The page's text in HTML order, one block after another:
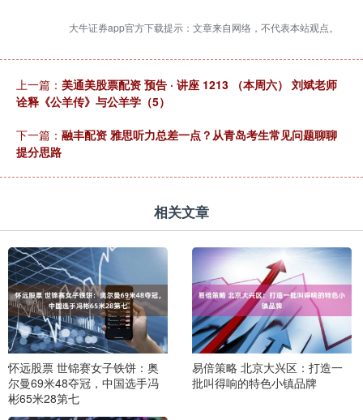
大牛证券app官方下载提示：文章来自网络，不代表本站观点。
上一篇： 美通美股票配资 预告 · 讲座 1213 （本周六） 刘斌老师
诠释《公羊传》与公羊学（5）
下一篇： 融丰配资 雅思听力总差一点？从青岛考生常见问题聊聊
提分思路
相关文章
怀远股票 世锦赛女子铁饼：奥
尔曼69米48夺冠，中国选手冯
彬65米28第七
易倍策略 北京大兴区：打造一
批叫得响的特色小镇品牌